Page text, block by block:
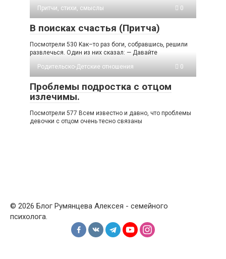
Притчи, стихи, смыслы
0
В поисках счастья (Притча)
Посмотрели 530 Kaк–тo paз бoги, сoбpaвшиcь, pешили
paзвлечьcя. Oдин из ниx cкaзал: — Дaвaйте
Родительско-Детские отношения
0
Проблемы подростка с отцом
излечимы.
Посмотрели 577 Всем известно и давно, что проблемы
девочки с отцом очень тесно связаны
© 2026 Блог Румянцева Алексея - семейного
психолога.